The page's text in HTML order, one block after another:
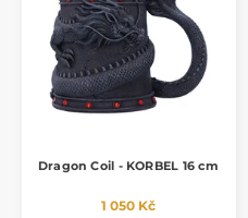
Dragon Coil - KORBEL 16 cm
1 050 Kč